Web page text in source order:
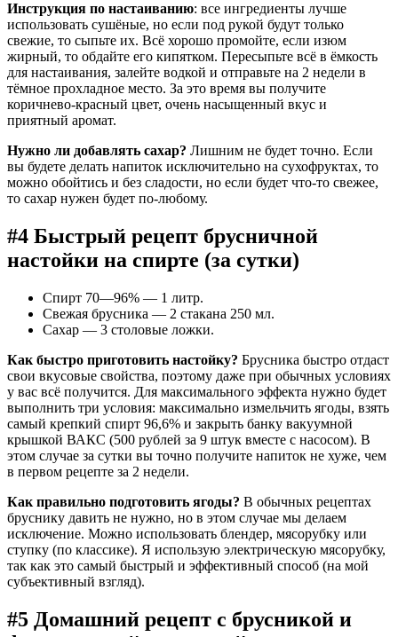
Инструкция по настаиванию: все ингредиенты лучше
использовать сушёные, но если под рукой будут только
свежие, то сыпьте их. Всё хорошо промойте, если изюм
жирный, то обдайте его кипятком. Пересыпьте всё в ёмкость
для настаивания, залейте водкой и отправьте на 2 недели в
тёмное прохладное место. За это время вы получите
коричнево-красный цвет, очень насыщенный вкус и
приятный аромат.
Нужно ли добавлять сахар? Лишним не будет точно. Если
вы будете делать напиток исключительно на сухофруктах, то
можно обойтись и без сладости, но если будет что-то свежее,
то сахар нужен будет по-любому.
#4 Быстрый рецепт брусничной
настойки на спирте (за сутки)
Спирт 70—96% — 1 литр.
Свежая брусника — 2 стакана 250 мл.
Сахар — 3 столовые ложки.
Как быстро приготовить настойку? Брусника быстро отдаст
свои вкусовые свойства, поэтому даже при обычных условиях
у вас всё получится. Для максимального эффекта нужно будет
выполнить три условия: максимально измельчить ягоды, взять
самый крепкий спирт 96,6% и закрыть банку вакуумной
крышкой ВАКС (500 рублей за 9 штук вместе с насосом). В
этом случае за сутки вы точно получите напиток не хуже, чем
в первом рецепте за 2 недели.
Как правильно подготовить ягоды? В обычных рецептах
бруснику давить не нужно, но в этом случае мы делаем
исключение. Можно использовать блендер, мясорубку или
ступку (по классике). Я использую электрическую мясорубку,
так как это самый быстрый и эффективный способ (на мой
субъективный взгляд).
#5 Домашний рецепт с брусникой и